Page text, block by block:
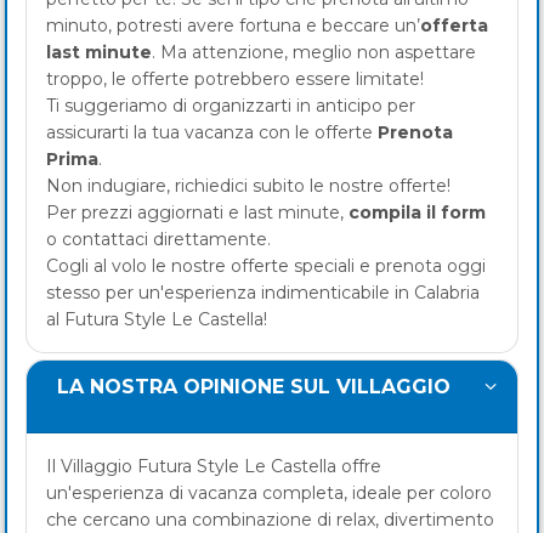
minuto, potresti avere fortuna e beccare un’offerta
last minute. Ma attenzione, meglio non aspettare
troppo, le offerte potrebbero essere limitate!
Ti suggeriamo di organizzarti in anticipo per
assicurarti la tua vacanza con le offerte Prenota
Prima.
Non indugiare, richiedici subito le nostre offerte!
Per prezzi aggiornati e last minute, compila il form
o contattaci direttamente.
Cogli al volo le nostre offerte speciali e prenota oggi
stesso per un'esperienza indimenticabile in Calabria
al Futura Style Le Castella!
LA NOSTRA OPINIONE SUL VILLAGGIO
Il Villaggio Futura Style Le Castella offre
un'esperienza di vacanza completa, ideale per coloro
che cercano una combinazione di relax, divertimento